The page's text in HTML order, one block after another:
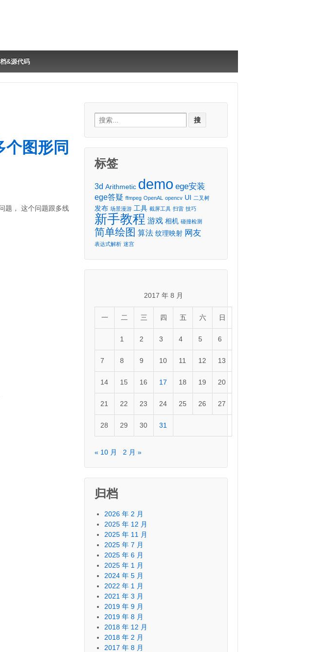
&源代码
个图形同
题， 这个问题跟多线
Search
for:
标签
3d Arithmetic demo ege安装
ege答疑 ffmpeg OpenAL opencv UI 二叉树
发布 场景漫游 工具 截屏工具 扫雷 技巧
新手教程 游戏 相机 碰撞检测
简单绘图 算法 纹理映射 网友
表达式解析 迷宫
2017 年 8 月
一 二 三 四 五 六 日
1 2 3 4 5 6
7 8 9 10 11 12 13
14 15 16 17 18 19 20
21 22 23 24 25 26 27
28 29 30 31
« 10 月 2 月 »
归档
2026 年 2 月
2025 年 12 月
2025 年 11 月
2025 年 7 月
2025 年 6 月
2025 年 1 月
2024 年 5 月
2022 年 1 月
2021 年 3 月
2019 年 9 月
2019 年 8 月
2018 年 12 月
2018 年 2 月
2017 年 8 月